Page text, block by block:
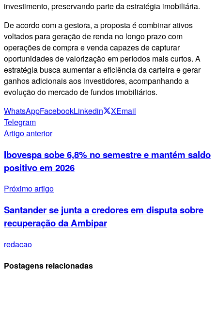
investimento, preservando parte da estratégia imobiliária.
De acordo com a gestora, a proposta é combinar ativos
voltados para geração de renda no longo prazo com
operações de compra e venda capazes de capturar
oportunidades de valorização em períodos mais curtos. A
estratégia busca aumentar a eficiência da carteira e gerar
ganhos adicionais aos investidores, acompanhando a
evolução do mercado de fundos imobiliários.
WhatsAppFacebookLinkedin XEmail
Telegram
Artigo anterior
Ibovespa sobe 6,8% no semestre e mantém saldo
positivo em 2026
Próximo artigo
Santander se junta a credores em disputa sobre
recuperação da Ambipar
redacao
Postagens relacionadas